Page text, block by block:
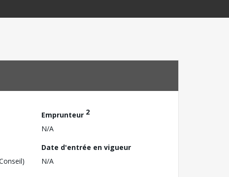
Emprunteur 2
N/A
Date d'entrée en vigueur
N/A